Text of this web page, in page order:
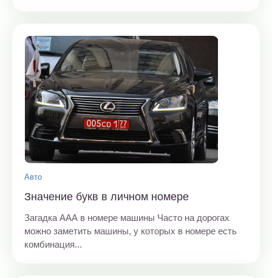
Авто
Значение букв в личном номере
Загадка ААА в номере машины Часто на дорогах
можно заметить машины, у которых в номере есть
комбинация...